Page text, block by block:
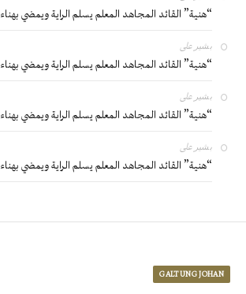
“هنية” القائد المجاهد المعلم يسلم الراية ويمضي بهناء
بشير على
“هنية” القائد المجاهد المعلم يسلم الراية ويمضي بهناء
بشير على
“هنية” القائد المجاهد المعلم يسلم الراية ويمضي بهناء
بشير على
“هنية” القائد المجاهد المعلم يسلم الراية ويمضي بهناء
GALTUNG JOHAN